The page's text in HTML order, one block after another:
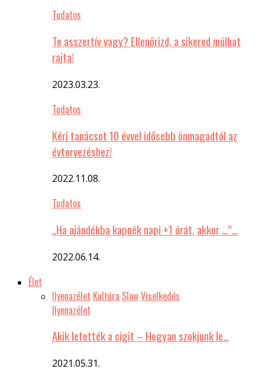
Tudatos
Te asszertív vagy? Ellenőrizd, a sikered múlhat
rajta!
2023.03.23.
Tudatos
Kérj tanácsot 10 évvel idősebb önmagadtól az
évtervezéshez!
2022.11.08.
Tudatos
„Ha ajándékba kapnék napi +1 órát, akkor …”…
2022.06.14.
Élet
Ilyenazélet Kultúra SlowViselkedés
Ilyenazélet
Akik letették a cigit – Hogyan szokjunk le…
2021.05.31.